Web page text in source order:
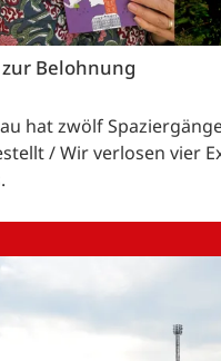
Belohnung
hat zwölf
/ Wir verlosen vier